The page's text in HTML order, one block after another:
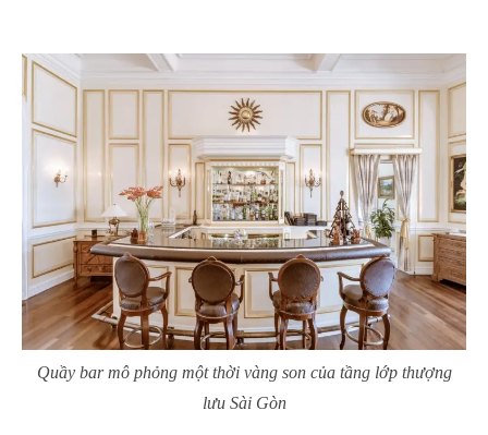
Quầy bar mô phỏng một thời vàng son của tầng lớp thượng
lưu Sài Gòn